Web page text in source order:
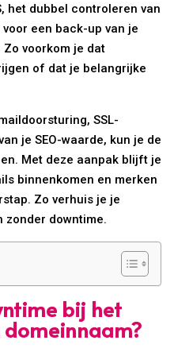
het dubbel controleren van
een back-up van je
voorkom je dat
of dat je belangrijke
SSL-
je SEO-waarde, kun je de
Met deze aanpak blijft je
binnenkomen en merken
Zo verhuis je je
zonder downtime.
bij het
domeinnaam?